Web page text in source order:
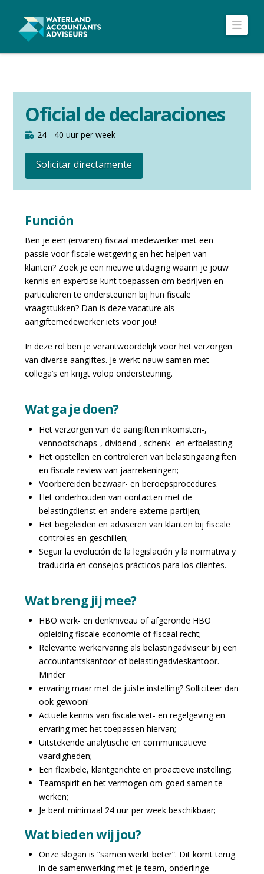
Oficial de declaraciones
24 - 40 uur per week
Solicitar directamente
Función
Ben je een (ervaren) fiscaal medewerker met een
passie voor fiscale wetgeving en het helpen van
klanten? Zoek je een nieuwe uitdaging waarin je jouw
kennis en expertise kunt toepassen om bedrijven en
particulieren te ondersteunen bij hun fiscale
vraagstukken? Dan is deze vacature als
aangiftemedewerker iets voor jou!
In deze rol ben je verantwoordelijk voor het verzorgen
van diverse aangiftes. Je werkt nauw samen met
collega’s en krijgt volop ondersteuning.
Wat ga je doen?
Het verzorgen van de aangiften inkomsten-,
vennootschaps-, dividend-, schenk- en erfbelasting.
Het opstellen en controleren van belastingaangiften
en fiscale review van jaarrekeningen;
Voorbereiden bezwaar- en beroepsprocedures.
Het onderhouden van contacten met de
belastingdienst en andere externe partijen;
Het begeleiden en adviseren van klanten bij fiscale
controles en geschillen;
Seguir la evolución de la legislación y la normativa y
traducirla en consejos prácticos para los clientes.
Wat breng jij mee?
HBO werk- en denkniveau of afgeronde HBO
opleiding fiscale economie of fiscaal recht;
Relevante werkervaring als belastingadviseur bij een
accountantskantoor of belastingadvieskantoor.
Minder
ervaring maar met de juiste instelling? Solliciteer dan
ook gewoon!
Actuele kennis van fiscale wet- en regelgeving en
ervaring met het toepassen hiervan;
Uitstekende analytische en communicatieve
vaardigheden;
Een flexibele, klantgerichte en proactieve instelling;
Teamspirit en het vermogen om goed samen te
werken;
Je bent minimaal 24 uur per week beschikbaar;
Wat bieden wij jou?
Onze slogan is “samen werkt beter”. Dit komt terug
in de samenwerking met je team, onderlinge